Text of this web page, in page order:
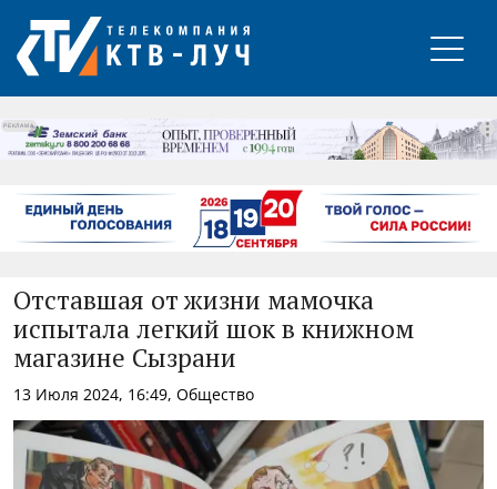
РЕКЛАМА
Отставшая от жизни мамочка
испытала легкий шок в книжном
магазине Сызрани
13 Июля 2024, 16:49, Общество